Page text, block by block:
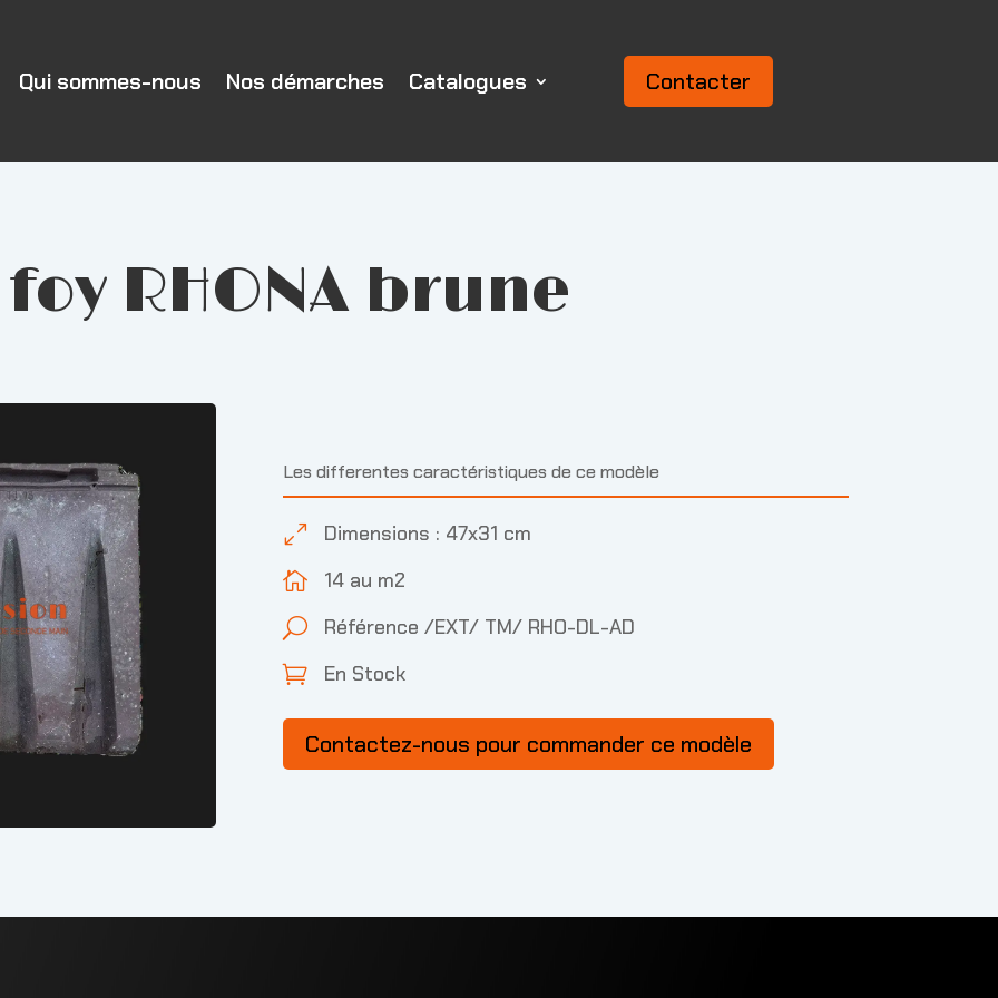
Qui sommes-nous Nos démarches Catalogues Contacter
RHONA brune
Les differentes caractéristiques de ce modèle
0 Dimensions : 47x31 cm
 14 au m2
U Référence /EXT/ TM/ RHO-DL-AD
 En Stock
Contactez-nous pour commander ce modèle